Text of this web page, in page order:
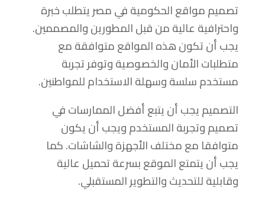
تصميم مواقع الحكومية في مصر يتطلب خبرة
واحترافية عالية من قبل المطورين والمصممين.
يجب أن تكون هذه المواقع متوافقة مع
متطلبات الأمان والخصوصية وتوفر تجربة
مستخدم سلسة وسهلة الاستخدام للمواطنين.
التصميم يجب أن يتبع أفضل الممارسات في
تصميم وتجربة المستخدم ويجب أن يكون
متوافقا مع مختلف الأجهزة والشاشات. كما
يجب أن يتمتع الموقع بسرعة تحميل عالية
وقابلية للتحديث والتطوير المستقبلي.